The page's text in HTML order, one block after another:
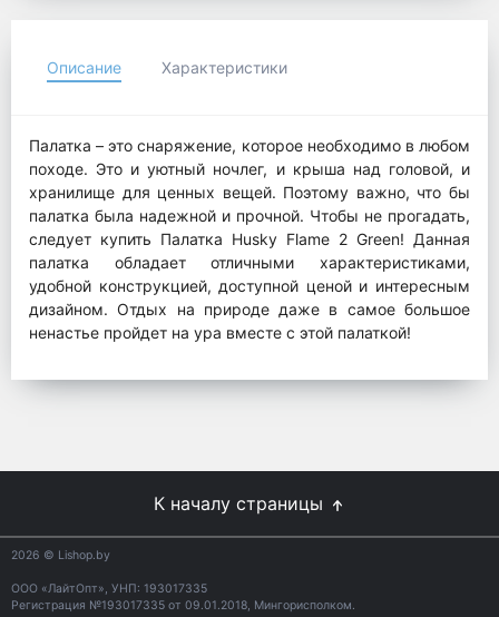
Описание Характеристики
Палатка – это снаряжение, которое необходимо в любом
походе. Это и уютный ночлег, и крыша над головой, и
хранилище для ценных вещей. Поэтому важно, что бы
палатка была надежной и прочной. Чтобы не прогадать,
следует купить Палатка Husky Flame 2 Green! Данная
палатка обладает отличными характеристиками,
удобной конструкцией, доступной ценой и интересным
дизайном. Отдых на природе даже в самое большое
ненастье пройдет на ура вместе с этой палаткой!
К началу страницы
2026 © Lishop.by
ООО «ЛайтОпт», УНП: 193017335
Регистрация №193017335 от 09.01.2018, Мингорисполком.